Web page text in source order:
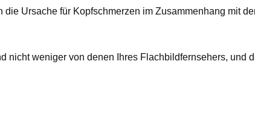
Ursache für Kopfschmerzen im Zusammenhang mit
nicht weniger von denen Ihres Flachbildfernsehers, und